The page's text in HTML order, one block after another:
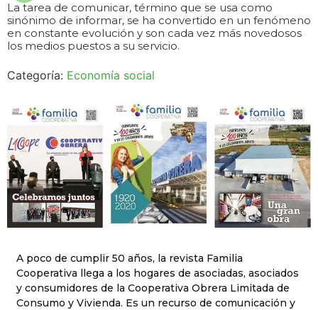
La tarea de comunicar, término que se usa como
sinónimo de informar, se ha convertido en un fenómeno
en constante evolución y son cada vez más novedosos
los medios puestos a su servicio.
Categoría: Economía social
A poco de cumplir 50 años, la revista Familia
Cooperativa llega a los hogares de asociadas, asociados
y consumidores de la Cooperativa Obrera Limitada de
Consumo y Vivienda. Es un recurso de comunicación y